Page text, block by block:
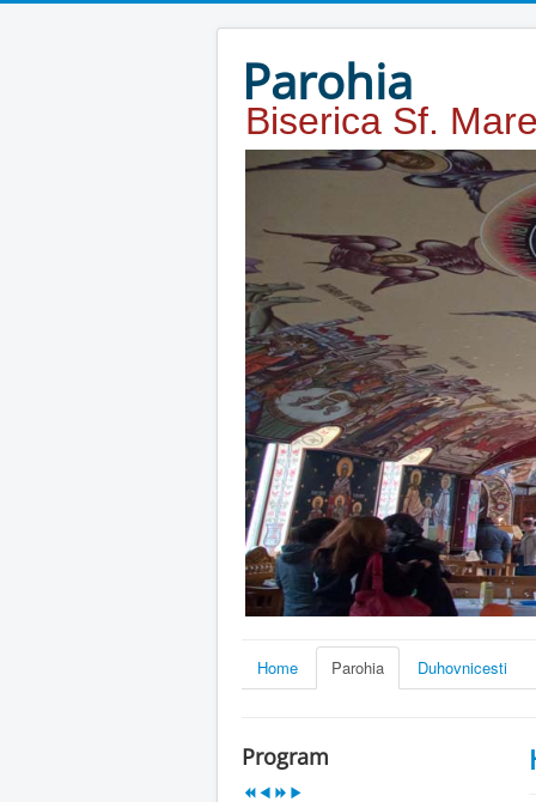
Parohia
Biserica Sf.
Home Parohia Duhovnicesti
Program